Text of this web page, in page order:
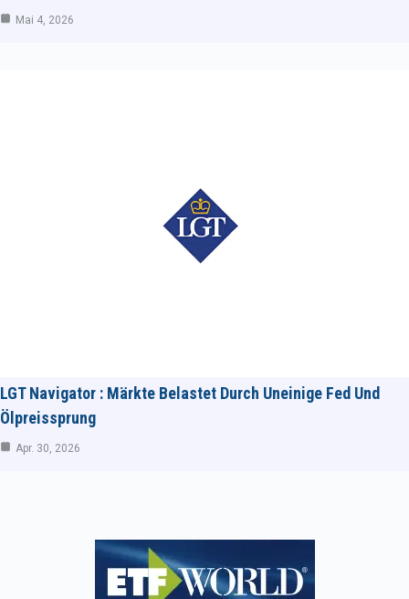
Mai 4, 2026
LGT Navigator : Märkte Belastet Durch Uneinige Fed Und
Ölpreissprung
Apr. 30, 2026